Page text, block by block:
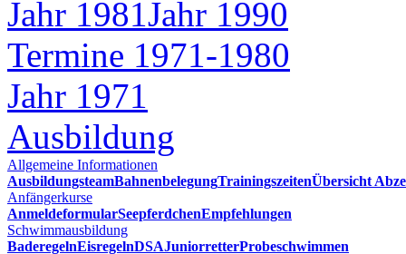
Jahr 1981Jahr 1990
Termine 1971-1980
Jahr 1971
Ausbildung
Allgemeine Informationen
AusbildungsteamBahnenbelegungTrainingszeitenÜbersicht
Anfängerkurse
AnmeldeformularSeepferdchenEmpfehlungen
Schwimmausbildung
BaderegelnEisregelnDSAJuniorretterProbeschwimmen